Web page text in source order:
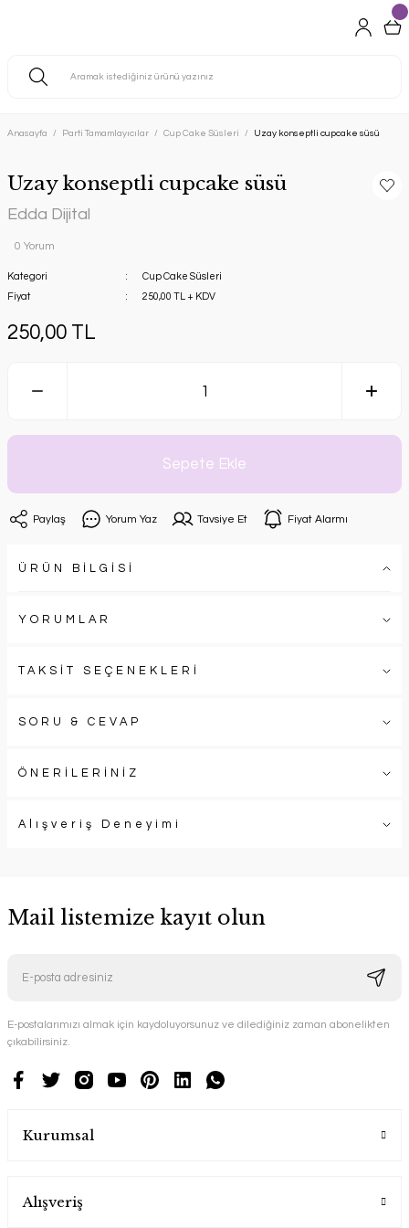
Anasayfa Parti Tamamlayıcılar Cup Cake Süsleri Uzay konseptli cupcake süsü
Uzay konseptli cupcake süsü
Edda Dijital
0 Yorum
Kategori
Cup Cake Süsleri
Fiyat
250,00 TL + KDV
250,00 TL
Sepete Ekle
Paylaş Yorum Yaz Tavsiye Et Fiyat Alarmı
ÜRÜN BİLGİSİ
YORUMLAR
TAKSİT SEÇENEKLERİ
SORU & CEVAP
ÖNERİLERİNİZ
Alışveriş Deneyimi
Mail listemize kayıt olun
E-postalarımızı almak için kaydoluyorsunuz ve dilediğiniz zaman abonelikten
çıkabilirsiniz.
Kurumsal
Alışveriş